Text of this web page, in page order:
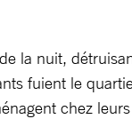
la nuit,
fuient le
chez